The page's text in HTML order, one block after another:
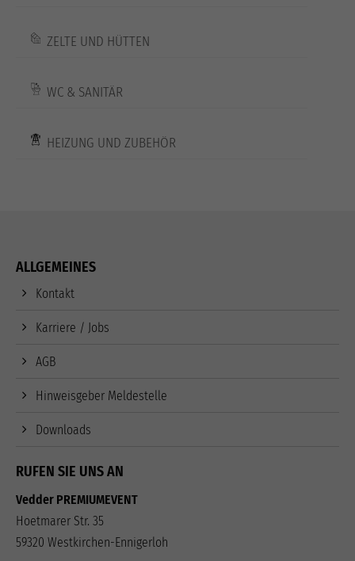
ZELTE UND HÜTTEN
WC & SANITÄR
HEIZUNG UND ZUBEHÖR
ALLGEMEINES
Kontakt
Karriere / Jobs
AGB
Hinweisgeber Meldestelle
Downloads
RUFEN SIE UNS AN
Vedder PREMIUMEVENT
Hoetmarer Str. 35
59320 Westkirchen-Ennigerloh